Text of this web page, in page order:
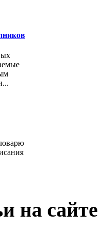
на сайте